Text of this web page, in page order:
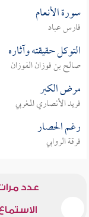
سورة الأنعام
فارس عباد
التوكل حقيقته وآثاره
صالح بن فوزان الفوزان
مرض الكبر
فريد الأنصاري المغربي
رغم الحصار
فرقة الروابي
عدد